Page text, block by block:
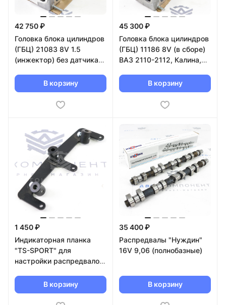
42 750 ₽
Головка блока цилиндров
(ГБЦ) 21083 8V 1.5
(инжектор) без датчика
(в сборе)В корзину
45 300 ₽
Головка блока цилиндров
(ГБЦ) 11186 8V (в сборе)
ВАЗ 2110-2112, Калина,
В корзину
1 450 ₽
Индикаторная планка
"TS-SPORT" для
настройки распредвалов
В корзину
35 400 ₽
Распредвалы "Нуждин"
16V 9,06 (полнобазные)
В корзину